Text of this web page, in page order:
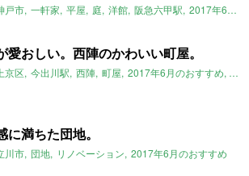
戸市 一軒家 平屋 庭 洋館 阪急六甲駅 2017年6月のおすすめ
愛おしい。西陣のかわいい町屋。
上京区 今出川駅 西陣 町屋 2017年6月のおすすめ ル
に満ちた団地。
川市 団地 リノベーション 2017年6月のおすすめ